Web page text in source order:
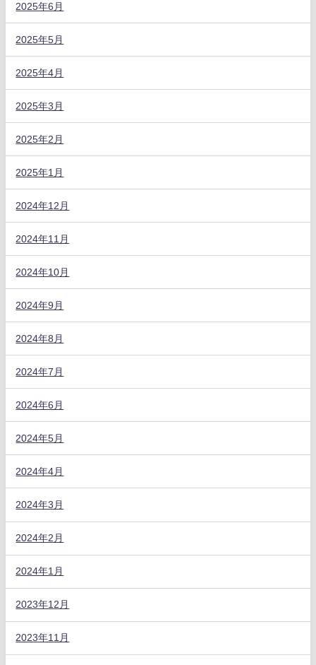
2025年6月
2025年5月
2025年4月
2025年3月
2025年2月
2025年1月
2024年12月
2024年11月
2024年10月
2024年9月
2024年8月
2024年7月
2024年6月
2024年5月
2024年4月
2024年3月
2024年2月
2024年1月
2023年12月
2023年11月